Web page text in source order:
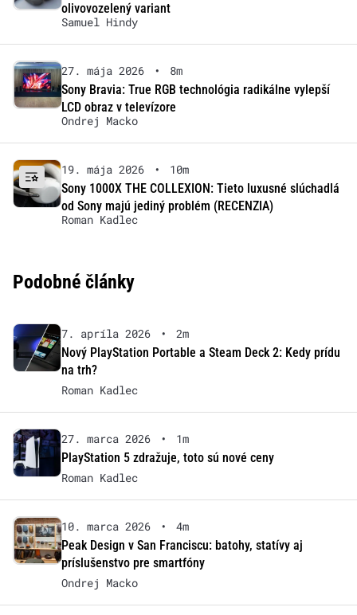
olivovozelený variant
Samuel Hindy
27. mája 2026 •
8m
Sony Bravia: True RGB technológia radikálne vylepší
LCD obraz v televízore
Ondrej Macko
19. mája 2026 •
10m
Sony 1000X THE COLLEXION: Tieto luxusné slúchadlá
od Sony majú jediný problém (RECENZIA)
Roman Kadlec
Podobné články
7. apríla 2026 •
2m
Nový PlayStation Portable a Steam Deck 2: Kedy prídu
na trh?
Roman Kadlec
27. marca 2026 •
1m
PlayStation 5 zdražuje, toto sú nové ceny
Roman Kadlec
10. marca 2026 •
4m
Peak Design v San Franciscu: batohy, statívy aj
príslušenstvo pre smartfóny
Ondrej Macko